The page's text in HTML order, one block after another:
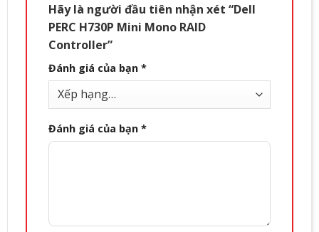
Hãy là người đầu tiên nhận xét “Dell
PERC H730P Mini Mono RAID
Controller”
Đánh giá của bạn *
Đánh giá của bạn *